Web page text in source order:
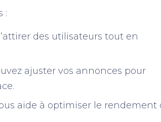
:
des utilisateurs tout en
ajuster vos annonces pour
aide à optimiser le rendement